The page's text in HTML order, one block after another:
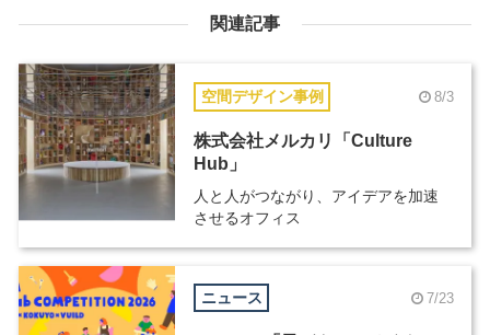
関連記事
空間デザイン事例 8/3
株式会社メルカリ「Culture
Hub」
人と人がつながり、アイデアを加速
させるオフィス
ニュース 7/23